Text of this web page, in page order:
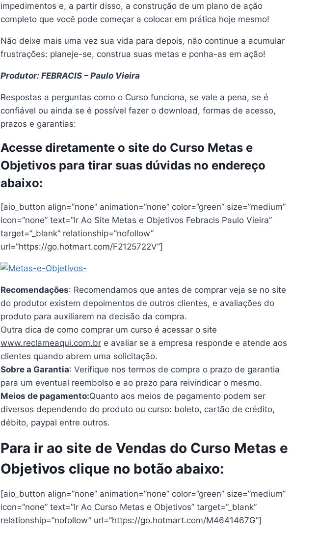
impedimentos e, a partir disso, a construção de um plano de ação
completo que você pode começar a colocar em prática hoje mesmo!
Não deixe mais uma vez sua vida para depois, não continue a acumular
frustrações: planeje-se, construa suas metas e ponha-as em ação!
Produtor: FEBRACIS – Paulo Vieira
Respostas a perguntas como o Curso funciona, se vale a pena, se é
confiável ou ainda se é possível fazer o download, formas de acesso,
prazos e garantias:
Acesse diretamente o site do Curso Metas e
Objetivos para tirar suas dúvidas no endereço
abaixo:
[aio_button align=”none” animation=”none” color=”green” size=”medium”
icon=”none” text=”Ir Ao Site Metas e Objetivos Febracis Paulo Vieira”
target=”_blank” relationship=”nofollow”
url=”https://go.hotmart.com/F2125722V”]
Recomendações: Recomendamos que antes de comprar veja se no site
do produtor existem depoimentos de outros clientes, e avaliações do
produto para auxiliarem na decisão da compra.
Outra dica de como comprar um curso é acessar o site
www.reclameaqui.com.bre avaliar se a empresa responde e atende aos
clientes quando abrem uma solicitação.
Sobre a Garantia: Verifique nos termos de compra o prazo de garantia
para um eventual reembolso e ao prazo para reivindicar o mesmo.
Meios de pagamento:Quanto aos meios de pagamento podem ser
diversos dependendo do produto ou curso: boleto, cartão de crédito,
débito, paypal entre outros.
Para ir ao site de Vendas do Curso Metas e
Objetivos clique no botão abaixo:
[aio_button align=”none” animation=”none” color=”green” size=”medium”
icon=”none” text=”Ir Ao Curso Metas e Objetivos” target=”_blank”
relationship=”nofollow” url=”https://go.hotmart.com/M4641467G”]